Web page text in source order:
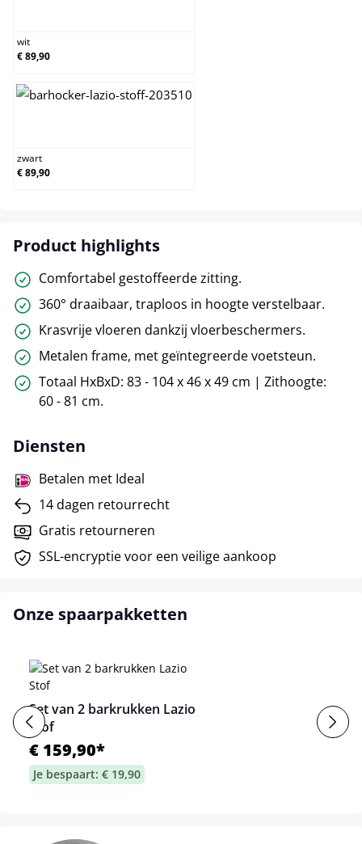
wit
€ 89,90
zwart
€ 89,90
Product highlights
Comfortabel gestoffeerde zitting.
360° draaibaar, traploos in hoogte verstelbaar.
Krasvrije vloeren dankzij vloerbeschermers.
Metalen frame, met geïntegreerde voetsteun.
Totaal HxBxD: 83 - 104 x 46 x 49 cm | Zithoogte:
60 - 81 cm.
Diensten
Betalen met Ideal
14 dagen retourrecht
Gratis retourneren
SSL-encryptie voor een veilige aankoop
Onze spaarpakketten
Set van 2 barkrukken Lazio
Stof
€ 159,90*
Je bespaart: € 19,90